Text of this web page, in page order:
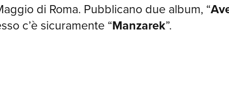
di Roma. Pubblicano due album, “
c’è sicuramente “Manzarek”.